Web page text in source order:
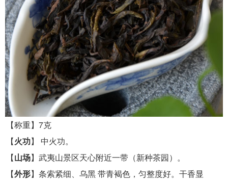
【称重】7克
【火功】 中火功。
【山场】武夷山景区天心附近一带（新种茶园）。
【外形】条索紧细、乌黑 带青褐色，匀整度好。干香显